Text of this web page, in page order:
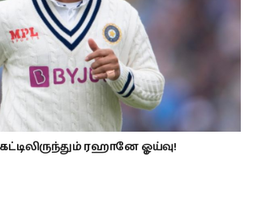
ரஹானே ஓய்வு!